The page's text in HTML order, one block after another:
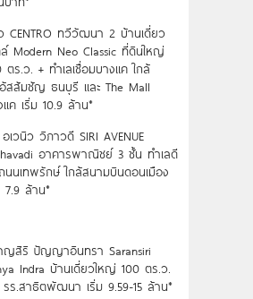
CENTRO ทวีวัฒนา 2 บ้านเดี่ยว
ล์ Modern Neo Classic ที่ดินใหญ่
ตร.ว. + ทำเลเชื่อมบางแค ใกล้
สสัมชัญ ธนบุรี และ The Mall
แค เริ่ม 10.9 ล้าน*
เวนิว วิภาวดี SIRI AVENUE
อาคารพาณิชย์ 3 ชั้น ทำเลดี
นนเทพรักษ์ ใกล้สนามบินดอนเมือง
7.9 ล้าน*
ญสิริ ปัญญาอินทรา Saransiri
Indra บ้านเดี่ยวใหญ่ 100 ตร.ว.
ร.สาธิตพัฒนา เริ่ม 9.59-15 ล้าน*